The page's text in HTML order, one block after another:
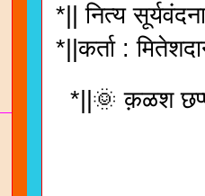
*|| नित्य
*||कर्ता :
*||🌞 क़ळश